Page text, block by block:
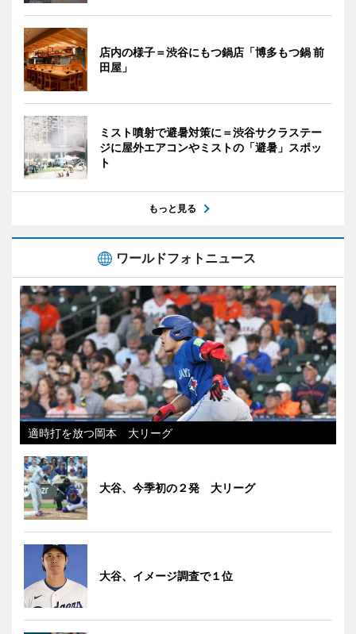
店内の様子＝渋谷にもつ鍋店「博多もつ鍋 前
田屋」
ミスト噴射で避暑対策に＝渋谷サクラステー
ジに屋外エアコンやミストの「避暑」スポッ
ト
もっと見る
ワールドフォトニュース
適時打を放つ岡本 大リーグ
大谷、今季初の２発 大リーグ
大谷、イメージ調査で１位